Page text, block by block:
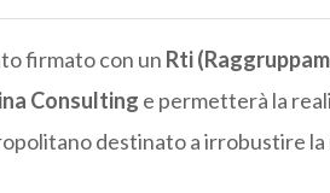
firmato con un Rti
Consulting e permetterà la
destinato a irrobustire